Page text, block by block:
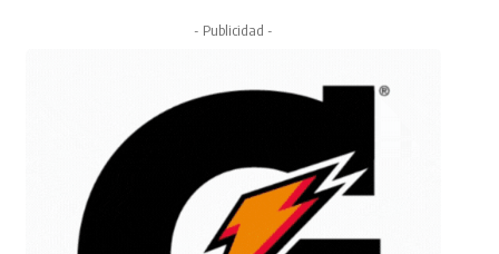
- Publicidad -